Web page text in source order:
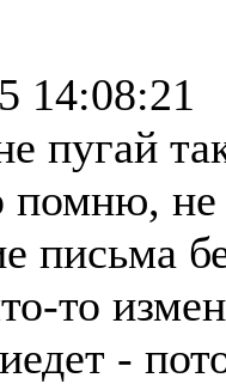
14:08:21
пугай
помню,
письма
то
-